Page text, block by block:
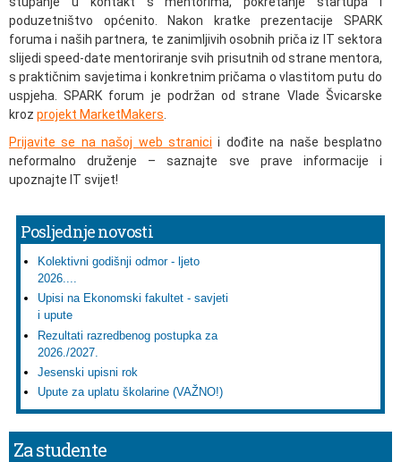
poduzetništvo općenito. Nakon kratke prezentacije SPARK
foruma i naših partnera, te zanimljivih osobnih priča iz IT sektora
slijedi speed-date mentoriranje svih prisutnih od strane mentora,
s praktičnim savjetima i konkretnim pričama o vlastitom putu do
uspjeha. SPARK forum je podržan od strane Vlade Švicarske
kroz projekt MarketMakers.
Prijavite se na našoj web stranici i dođite na naše besplatno
neformalno druženje – saznajte sve prave informacije i
upoznajte IT svijet!
Posljednje novosti
Kolektivni godišnji odmor - ljeto
2026....
Upisi na Ekonomski fakultet - savjeti
i upute
Rezultati razredbenog postupka za
2026./2027.
Jesenski upisni rok
Upute za uplatu školarine (VAŽNO!)
Za studente